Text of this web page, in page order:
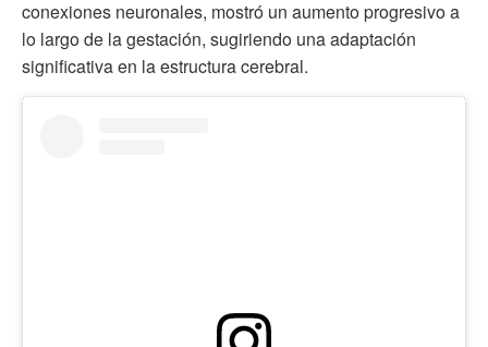
conexiones neuronales, mostró un aumento progresivo a
lo largo de la gestación, sugiriendo una adaptación
significativa en la estructura cerebral.